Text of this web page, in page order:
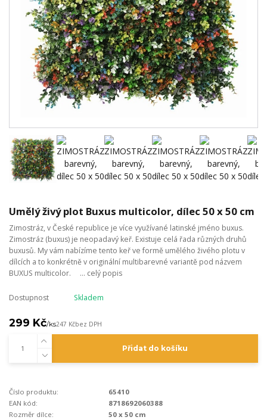
Umělý živý plot Buxus multicolor, dílec 50 x 50 cm
Zimostráz, v České republice je více využívané latinské jméno buxus.
Zimostráz (buxus) je neopadavý keř. Existuje celá řada různých druhů
buxusů. My vám nabízíme tento keř ve formě umělého živého plotu v
dílcích a to konkrétně v originální multibarevné variantě pod názvem
BUXUS multicolor. ... celý popis
Dostupnost Skladem
299 Kč/ks247 Kčbez DPH
Přidat do košíku
Číslo produktu:
65410
EAN kód:
8718692060388
Rozměr dílce:
50 x 50 cm